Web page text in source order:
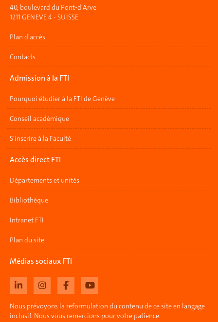
40, boulevard du Pont-d'Arve
1211 GENEVE 4 - SUISSE
Plan d'accès
Contacts
Admission à la FTI
Pourquoi étudier à la FTI de Genève
Conseil académique
S'inscrire à la Faculté
Accès direct FTI
Départements et unités
Bibliothèque
Intranet FTI
Plan du site
Médias sociaux FTI
Nous prévoyons la reformulation du contenu de ce site en langage
inclusif. Nous vous remercions pour votre patience.